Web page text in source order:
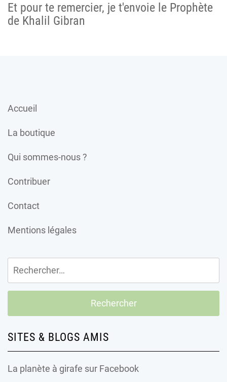
Et pour te remercier, je t'envoie le Prophète
de Khalil Gibran
Accueil
La boutique
Qui sommes-nous ?
Contribuer
Contact
Mentions légales
Rechercher :
SITES & BLOGS AMIS
La planète à girafe sur Facebook